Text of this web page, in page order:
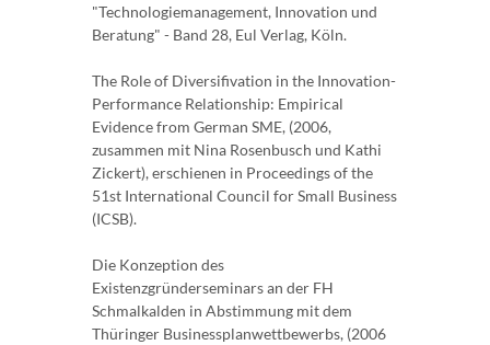
"Technologiemanagement, Innovation und
Beratung" - Band 28, Eul Verlag, Köln.
The Role of Diversifivation in the Innovation-
Performance Relationship: Empirical
Evidence from German SME, (2006,
zusammen mit Nina Rosenbusch und Kathi
Zickert), erschienen in Proceedings of the
51st International Council for Small Business
(ICSB).
Die Konzeption des
Existenzgründerseminars an der FH
Schmalkalden in Abstimmung mit dem
Thüringer Businessplanwettbewerbs, (2006